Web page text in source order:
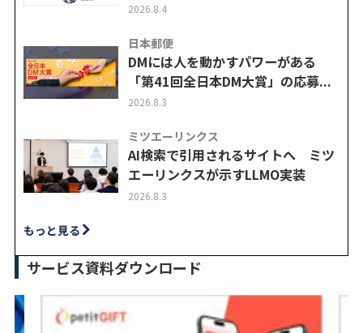
2026.8.4
日本郵便
DMには人を動かすパワーがある
「第41回全日本DM大賞」の応募...
2026.8.3
ミツエーリンクス
AI検索で引用されるサイトへ ミツ
エーリンクスが示すLLMO実装
2026.8.3
もっと見る
サービス資料ダウンロード